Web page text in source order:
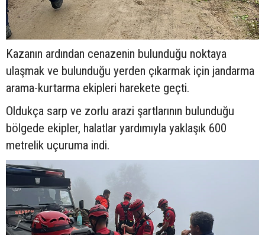
Kazanın ardından cenazenin bulunduğu noktaya
ulaşmak ve bulunduğu yerden çıkarmak için jandarma
arama-kurtarma ekipleri harekete geçti.
Oldukça sarp ve zorlu arazi şartlarının bulunduğu
bölgede ekipler, halatlar yardımıyla yaklaşık 600
metrelik uçuruma indi.